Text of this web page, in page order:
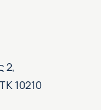
2,
10210